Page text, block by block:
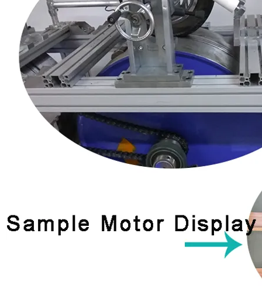
Motor para bicicleta eléctrica
com pneu gordo 500W 750W
1000W
Enviar O Seu Pedido
De Informação
Correio eletrónico